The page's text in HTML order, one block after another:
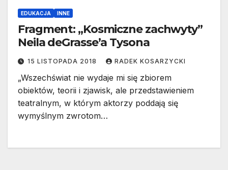
EDUKACJA INNE
Fragment: „Kosmiczne zachwyty”
Neila deGrasse’a Tysona
15 LISTOPADA 2018 RADEK KOSARZYCKI
„Wszechświat nie wydaje mi się zbiorem
obiektów, teorii i zjawisk, ale przedstawieniem
teatralnym, w którym aktorzy poddają się
wymyślnym zwrotom…